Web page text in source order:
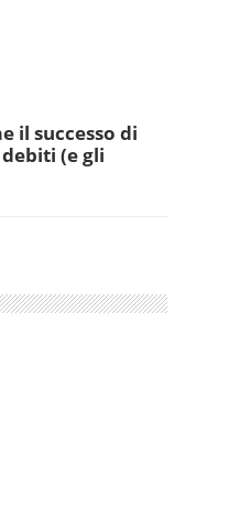
il successo di
(e gli